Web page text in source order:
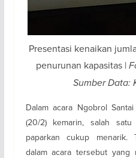
Presentasi kenaikan
penurunan kapasitas |
Sumber Data:
Dalam acara Ngobrol
(20/2) kemarin, salah
paparkan cukup menarik.
dalam acara tersebut yang